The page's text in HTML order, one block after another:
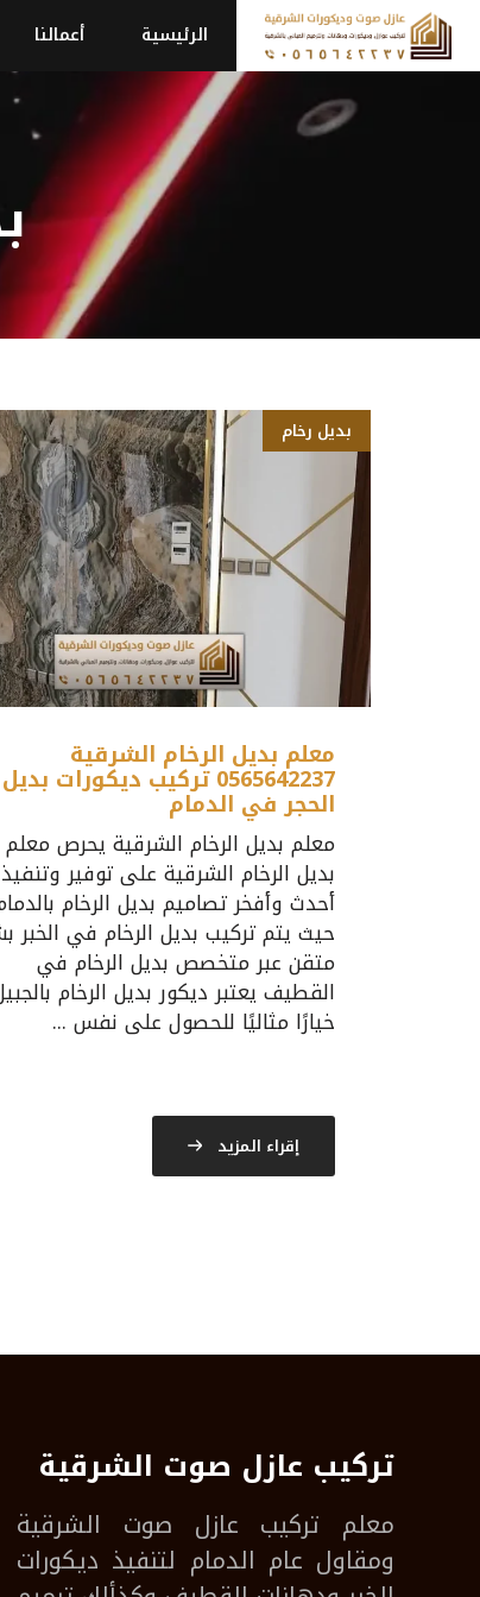
انتقل
إلى
المحتوى
الرئيسية أعمالنا
بديل رخام
معلم بديل الرخام الشرقية
0565642237 تركيب ديكورات بديل
الحجر في الدمام
معلم بديل الرخام الشرقية يحرص معلم
بديل الرخام الشرقية على توفير وتنفيذ
أحدث وأفخر تصاميم بديل الرخام
حيث يتم تركيب بديل الرخام في الخبر
متقن عبر متخصص بديل الرخام في
القطيف يعتبر ديكور بديل الرخام
خيارًا مثاليًا للحصول على نفس ...
إقراء المزيد
تركيب عازل صوت الشرقية
معلم تركيب عازل صوت الشرقية
ومقاول عام الدمام لتنفيذ ديكورات